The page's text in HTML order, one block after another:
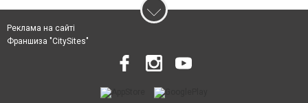
Реклама на сайті
Франшиза "CitySites"